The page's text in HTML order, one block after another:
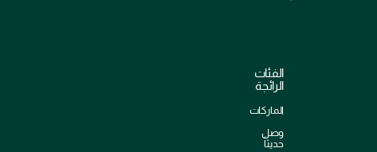
الفئات
الرائجة
الماركات
وصل
حديثاً